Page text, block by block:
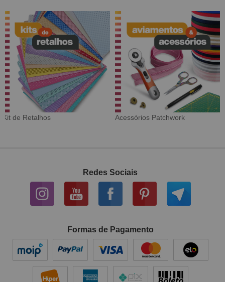
Tecido Digital Sarja Impermeável
Redes Sociais
Formas de Pagamento